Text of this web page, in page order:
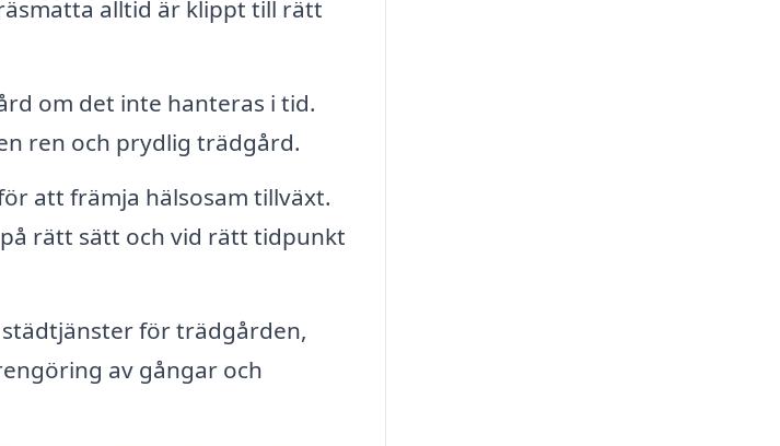
alltid är klippt till rätt
om det inte hanteras i tid.
ren och prydlig trädgård.
att främja hälsosam tillväxt.
rätt sätt och vid rätt tidpunkt
för trädgården,
av gångar och